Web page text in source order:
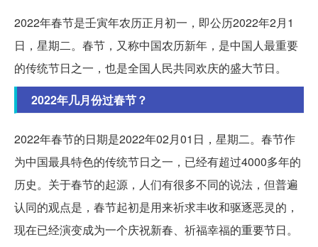
2022年春节是壬寅年农历正月初一，即公历2022年2月1
日，星期二。春节，又称中国农历新年，是中国人最重要
的传统节日之一，也是全国人民共同欢庆的盛大节日。
2022年几月份过春节？
2022年春节的日期是2022年02月01日，星期二。春节作
为中国最具特色的传统节日之一，已经有超过4000多年的
历史。关于春节的起源，人们有很多不同的说法，但普遍
认同的观点是，春节起初是用来祈求丰收和驱逐恶灵的，
现在已经演变成为一个庆祝新春、祈福幸福的重要节日。